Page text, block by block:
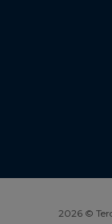
2026 ©